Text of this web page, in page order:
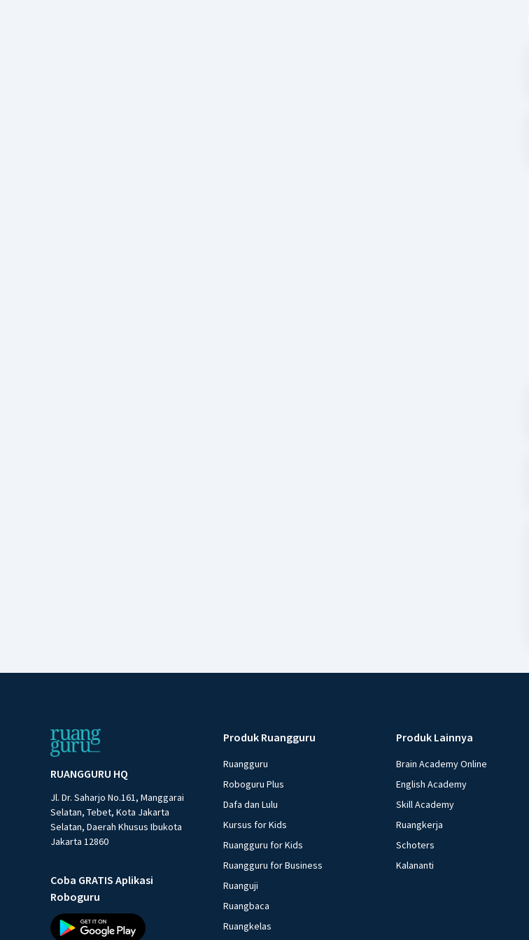
RUANGGURU HQ
Jl. Dr. Saharjo No.161, Manggarai
Selatan, Tebet, Kota Jakarta
Selatan, Daerah Khusus Ibukota
Jakarta 12860
Coba GRATIS Aplikasi
Roboguru
Produk Ruangguru
Ruangguru
Roboguru Plus
Dafa dan Lulu
Kursus for Kids
Ruangguru for Kids
Ruangguru for Business
Ruanguji
Ruangbaca
Ruangkelas
Produk Lainnya
Brain Academy Online
English Academy
Skill Academy
Ruangkerja
Schoters
Kalananti